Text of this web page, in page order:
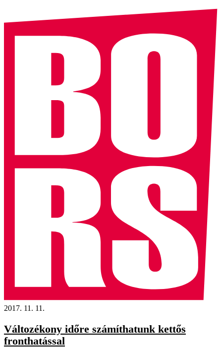
2017. 11. 11.
Változékony időre számíthatunk kettős
fronthatással